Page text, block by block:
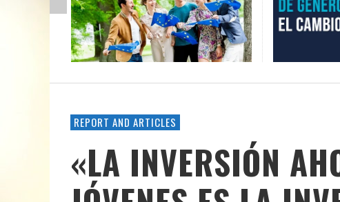
REPORT AND ARTICLES
«LA INVERSIÓN